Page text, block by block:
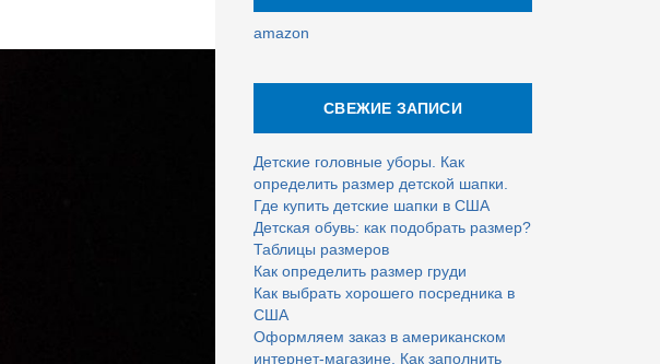
amazon
СВЕЖИЕ ЗАПИСИ
Детские головные уборы. Как
определить размер детской шапки.
Где купить детские шапки в США
Детская обувь: как подобрать размер?
Таблицы размеров
Как определить размер груди
Как выбрать хорошего посредника в
США
Оформляем заказ в американском
интернет-магазине. Как заполнить